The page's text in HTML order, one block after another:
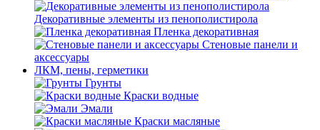
Декоративные элементы из пенополистирола
Пленка декоративная
Стеновые панели и
аксессуары
ЛКМ, пены, герметики
Грунты
Краски водные
Эмали
Краски масляные